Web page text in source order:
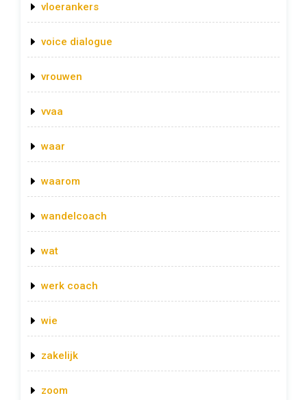
vloerankers
voice dialogue
vrouwen
vvaa
waar
waarom
wandelcoach
wat
werk coach
wie
zakelijk
zoom